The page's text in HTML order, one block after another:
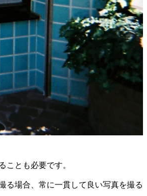
とも必要です。
る場合、常に一貫して良い写真を撮る